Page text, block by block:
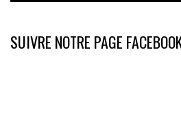
SUIVRE NOTRE PAGE